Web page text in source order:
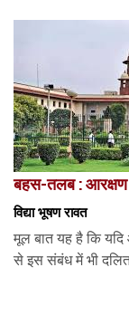
बहस-तलब : आरक्षण
विद्या भूषण रावत
मूल बात यह है कि यदि
से इस संबंध में भी